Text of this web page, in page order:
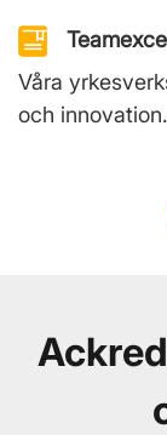
Våra
och innovation.